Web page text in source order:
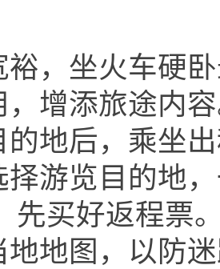
裕，坐火车硬
，增添旅途内
的地后，乘坐
择游览目的地
先买好返程票
地地图，以防